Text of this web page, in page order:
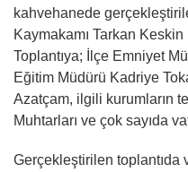
kahvehanede
Kaymakamı Tarkan
Toplantıya; İlçe Emniyet
Eğitim Müdürü Kadriye
Azatçam, ilgili kurumların
Muhtarları ve çok sayıda
Gerçekleştirilen toplantıda